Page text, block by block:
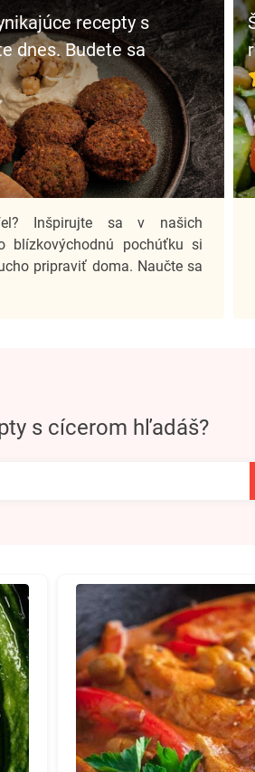
recepty s
dnes. Budete sa
Inšpirujte sa v našich
blízkovýchodnú pochúťku si
pripraviť doma. Naučte sa
s cícerom hľadáš?